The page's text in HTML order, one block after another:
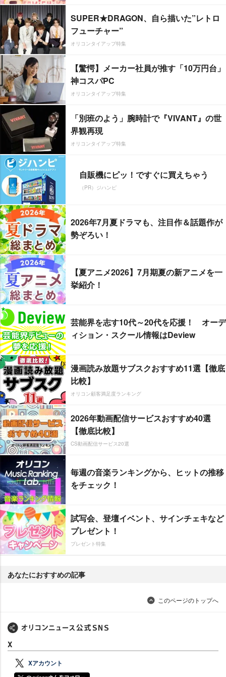
SUPER★DRAGON、自ら描いた”レトロ
フューチャー”
オリコンタイアップ特集
【驚愕】メーカー社員が推す「10万円台」
神コスパPC
オリコンタイアップ特集
「別班のよう」腕時計で『VIVANT』の世
界観再現
オリコンタイアップ特集
自販機にピッ！ですぐに買えちゃう
（PR）ジハンピ
2026年7月夏ドラマも、注目作＆話題作が
勢ぞろい！
【夏アニメ2026】7月期夏の新アニメを一
挙紹介！
芸能界を志す10代～20代を応援！ オーデ
ィション・スクール情報はDeview
漫画読み放題サブスクおすすめ11選【徹底
比較】
オリコン顧客満足度ランキング
2026年動画配信サービスおすすめ40選
【徹底比較】
CS動画配信サービス20選
毎週の音楽ランキングから、ヒットの推移
をチェック！
試写会、登壇イベント、サインチェキなど
プレゼント！
プレゼント特集
あなたにおすすめの記事
このページのトップへ
X
Xアカウント